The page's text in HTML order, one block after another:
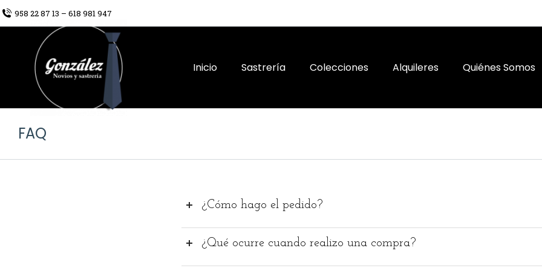
958 22 87 13 – 618 981 947
Inicio Sastrería Colecciones Alquileres Quiénes Somos
FAQ
¿Cómo hago el pedido?
¿Qué ocurre cuando realizo una compra?